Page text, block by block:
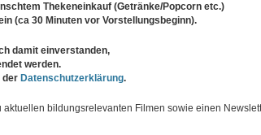
Thekeneinkauf (Getränke/Popcorn etc.)
(ca 30 Minuten vor Vorstellungsbeginn).
damit einverstanden,
werden.
der Datenschutzerklärung.
bildungsrelevanten Filmen sowie einen